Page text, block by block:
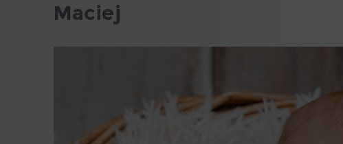
Maciej